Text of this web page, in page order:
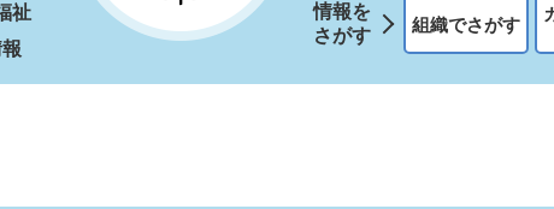
祉
情報を
さがす
組織でさがす